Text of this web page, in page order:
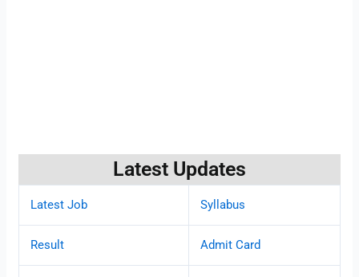
Latest Updates
Latest Job Syllabus
Result Admit Card